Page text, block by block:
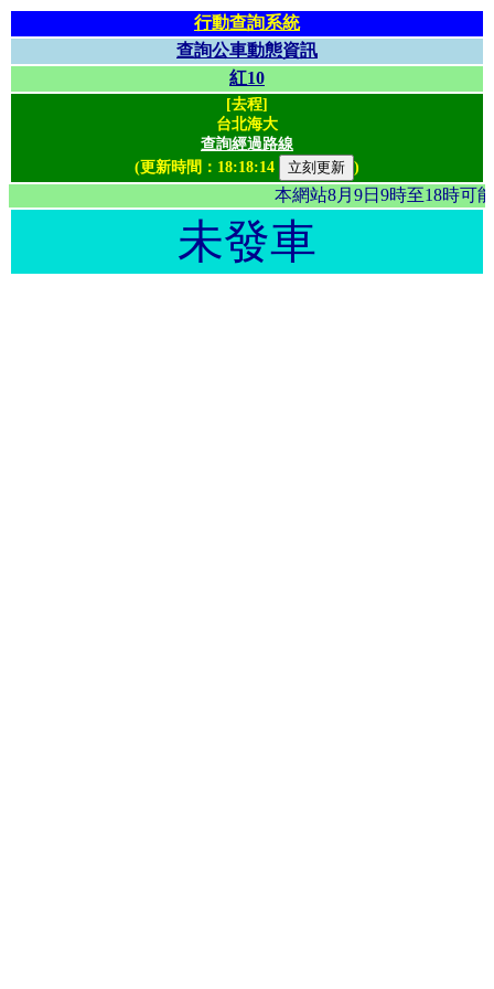
行動查詢系統
查詢公車動態資訊
紅10
[去程]
台北海大
查詢經過路線
(更新時間： 18:18:14 )
本網站8月9日9時至18
未發車